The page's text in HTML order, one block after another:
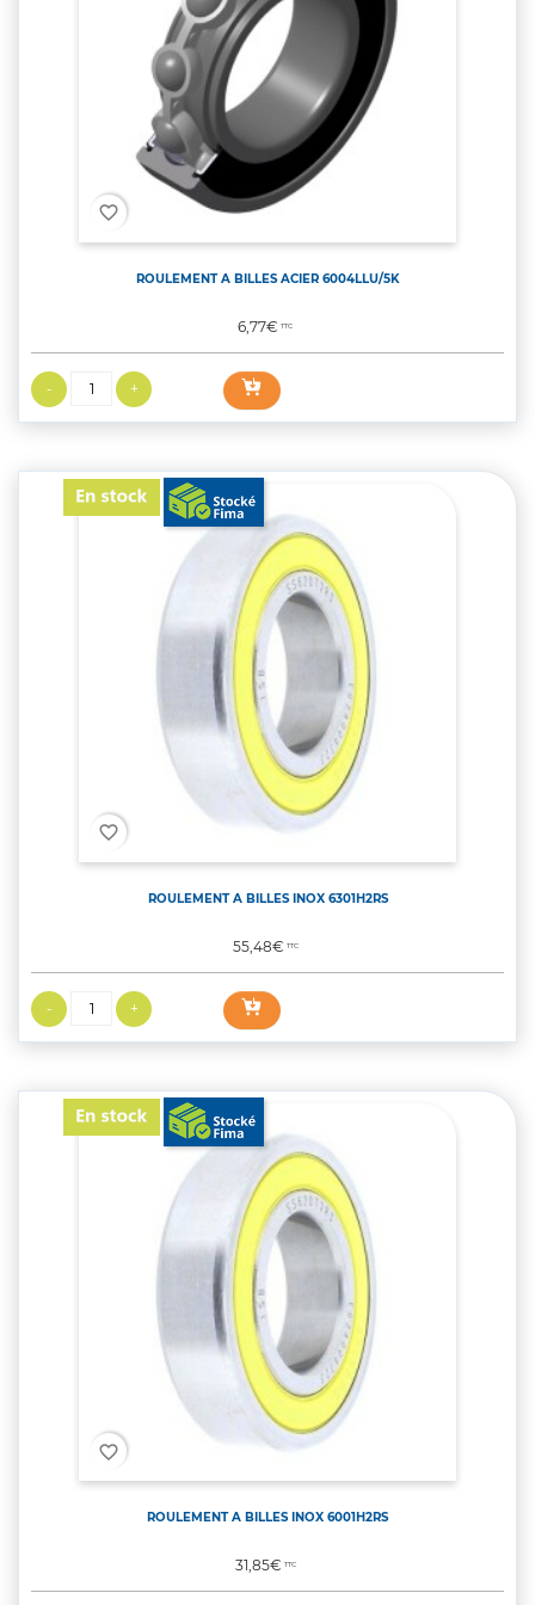
favorite_border
ROULEMENT A BILLES ACIER 6004LLU/5K
Prix
6,77€TTC
favorite_border
ROULEMENT A BILLES INOX 6301H2RS
Prix
55,48€TTC
favorite_border
ROULEMENT A BILLES INOX 6001H2RS
Prix
31,85€TTC